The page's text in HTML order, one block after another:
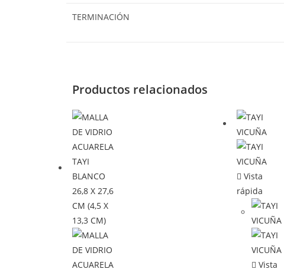
TERMINACIÓN
Productos relacionados
Vista
rápida
Vista